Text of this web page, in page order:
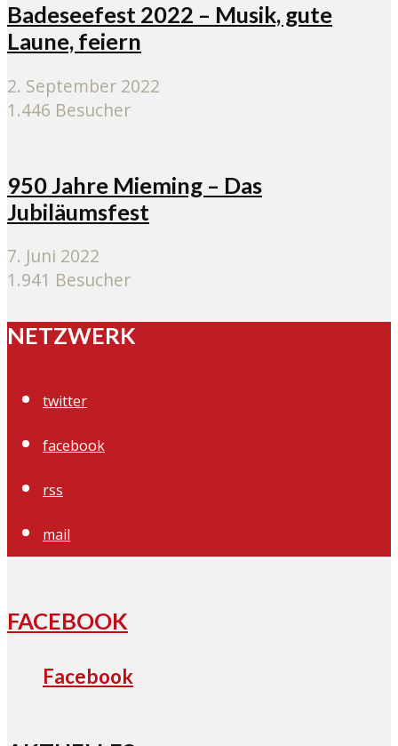
Badeseefest 2022 – Musik, gute
Laune, feiern
2. September 2022
1.446 Besucher
950 Jahre Mieming – Das
Jubiläumsfest
7. Juni 2022
1.941 Besucher
NETZWERK
twitter
facebook
rss
mail
FACEBOOK
Facebook